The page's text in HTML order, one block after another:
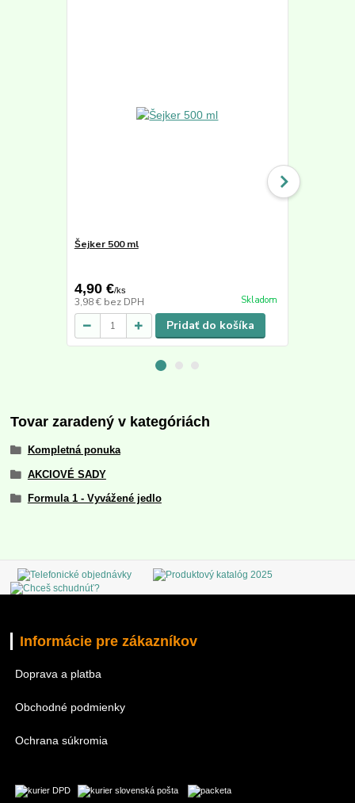
Šejker 500 ml
4,90 €/ks
3,98 € bez DPH Skladom
Pridať do košíka
Tovar zaradený v kategóriách
Kompletná ponuka
AKCIOVÉ SADY
Formula 1 - Vyvážené jedlo
Informácie pre zákazníkov
Doprava a platba
Obchodné podmienky
Ochrana súkromia